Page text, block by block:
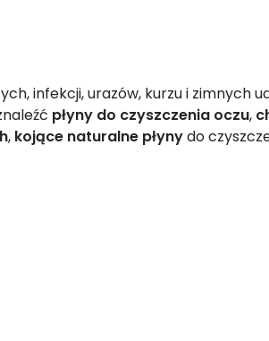
infekcji, urazów, kurzu i zimnych
płyny do czyszczenia oczu,
, kojące naturalne płynydo